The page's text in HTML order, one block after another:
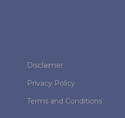
Disclaimer
Privacy Policy
Terms and Conditions